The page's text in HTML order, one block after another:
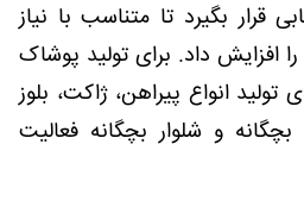
قرار بگیرد تا متناسب با نیاز
افزایش داد. برای تولید پوشاک
تولید انواع پیراهن، ژاکت، بلوز
بچگانه و شلوار بچگانه فعالیت